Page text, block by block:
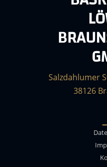
Salzdahlumer
38126